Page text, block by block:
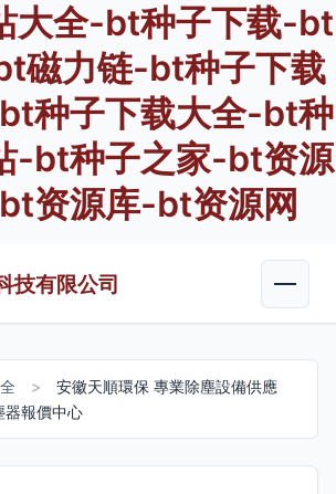
大全-bt种子下载-bt
磁力链-bt种子下载
种子下载大全-bt种
-bt种子之家-bt资源
资源库-bt资源网
技有限公司
>
安徽天順環保 專業除塵設備供應
器報價中心